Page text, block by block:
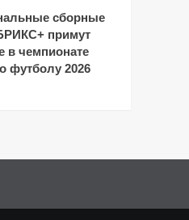
сборные
примут
в чемпионате
футболу 2026